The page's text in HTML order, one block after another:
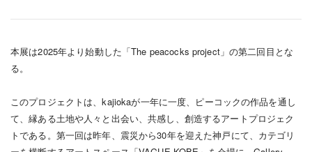
本展は2025年より始動した「The peacocks project」の第二回目とな
る。
このプロジェクトは、kajiokaが一年に一度、ピーコックの作品を通し
て、縁ある土地や人々と出会い、共感し、創造するアートプロジェク
トである。第一回は昨年、震災から30年を迎えた神戸にて、カテゴリ